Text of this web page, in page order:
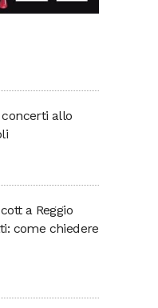
concerti allo
a Reggio
come chiedere